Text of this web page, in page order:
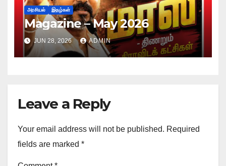
அரசியல் இதழ்கள்
Magazine – May 2026
JUN 28, 2026 ADMIN
Leave a Reply
Your email address will not be published. Required
fields are marked *